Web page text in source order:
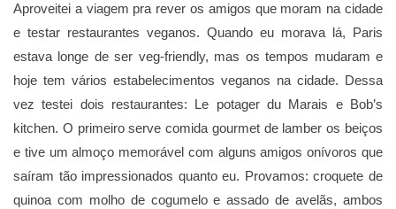
Aproveitei a viagem pra rever os amigos que moram na cidade
e testar restaurantes veganos. Quando eu morava lá, Paris
estava longe de ser veg-friendly, mas os tempos mudaram e
hoje tem vários estabelecimentos veganos na cidade. Dessa
vez testei dois restaurantes: Le potager du Marais e Bob’s
kitchen. O primeiro serve comida gourmet de lamber os beiços
e tive um almoço memorável com alguns amigos onívoros que
saíram tão impressionados quanto eu. Provamos: croquete de
quinoa com molho de cogumelo e assado de avelãs, ambos